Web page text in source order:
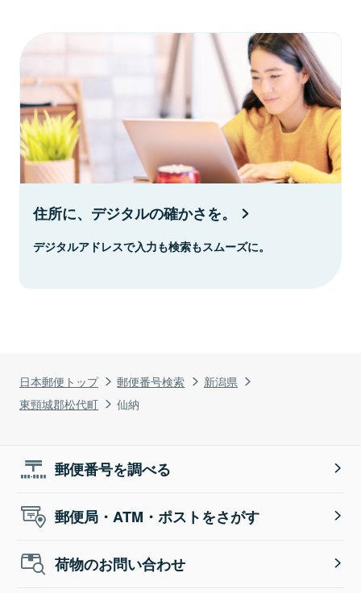
日本郵便トップ 郵便番号検索
新潟県
東頸城郡松代町
仙納
住所に、デジタルの確かさを。
デジタルアドレスで入力も検索もスムーズに。
郵便番号を調べる
郵便局・ATM・ポストをさがす
荷物のお問い合わせ